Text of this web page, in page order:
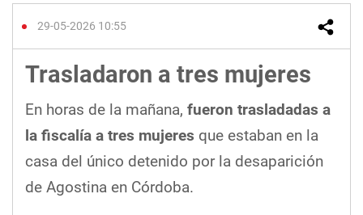
29-05-2026 10:55
Trasladaron a tres mujeres
En horas de la mañana, fueron trasladadas a
la fiscalía a tres mujeres que estaban en la
casa del único detenido por la desaparición
de Agostina en Córdoba.